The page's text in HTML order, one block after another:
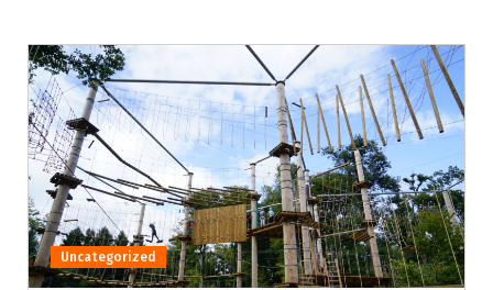
Uncategorized